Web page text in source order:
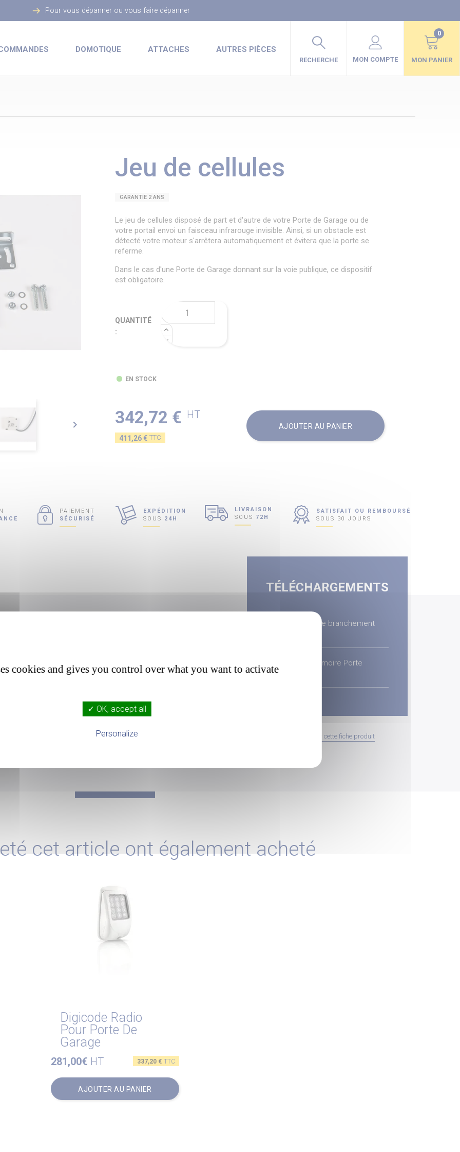
Pour vous dépanner ou vous faire dépanner
DOMOTIQUE ATTACHES AUTRES PIÈCES
RECHERCHE MON COMPTE MON PANIER
0

Jeu de cellules
GARANTIE 2 ANS
Le jeu de cellules disposé de part et d'autre de votre Porte de Garage ou de
votre portail envoi un faisceau infrarouge invisible. Ainsi, si un obstacle est
détecté votre moteur s'arrêtera automatiquement et évitera que la porte se
referme.
Dans le cas d'une Porte de Garage donnant sur la voie publique, ce dispositif
est obligatoire.
QUANTITÉ
:
EN STOCK
342,72 € HT
411,26 € TTC
AJOUTER AU PANIER
PAIEMENT
SÉCURISÉ
EXPÉDITION
SOUS 24H
LIVRAISON
SOUS 72H
SATISFAIT OU REMBOURSÉ
SOUS 30 JOURS
TÉLÉCHARGEMENTS
Notice de branchement
Photo Armoire Porte
Imprimer cette fiche produit
cet article ont également acheté
Digicode Radio
Pour Porte De
Garage
281,00€ HT Prix
337,20 € TTC
AJOUTER AU PANIER
Aperçu rapide
cookies and gives you control over what you want to activate
✓ OK, accept all
Personalize